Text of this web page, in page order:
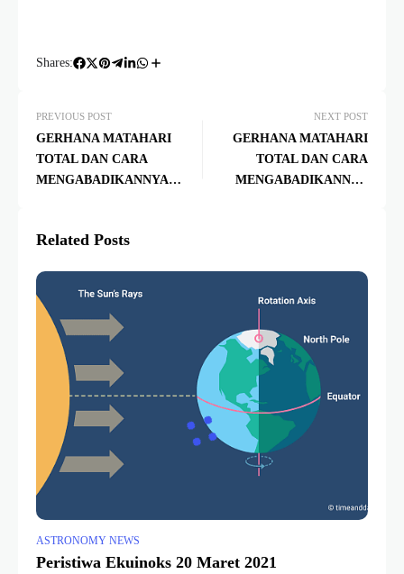
Shares:
PREVIOUS POST
GERHANA MATAHARI
TOTAL DAN CARA
MENGABADIKANNYA
DIBUTUHKAN PADA
GERHANA)
NEXT POST
GERHANA MATAHARI
TOTAL DAN CARA
MENGABADIKANNYA
Related Posts
ASTRONOMY NEWS
Peristiwa Ekuinoks 20 Maret 2021